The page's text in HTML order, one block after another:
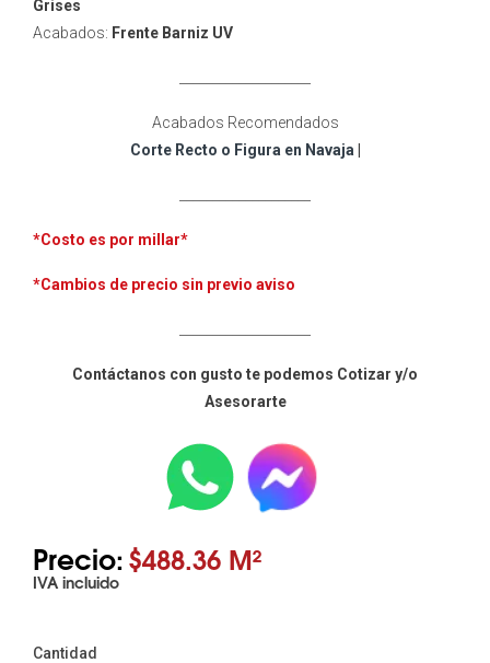
Grises
Acabados: Frente Barniz UV
Acabados Recomendados
Corte Recto o Figura en Navaja
*Costo es por millar*
*Cambios de precio sin previo aviso
Contáctanos con gusto te podemos Cotizar y/o
Asesorarte
Precio:$488.36 M²
IVA incluido
Cantidad